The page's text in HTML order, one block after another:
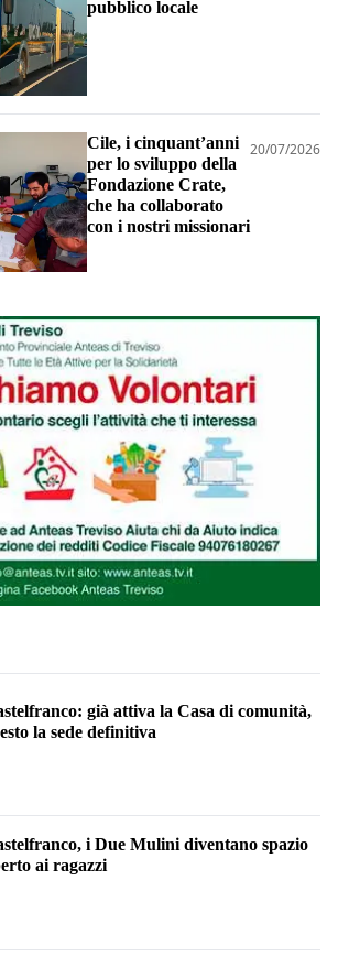
pubblico locale
Cile, i cinquant’anni
per lo sviluppo della
Fondazione Crate,
che ha collaborato
con i nostri missionari
20/07/2026
già attiva la Casa di comunità,
la sede definitiva
i Due Mulini diventano spazio
ai ragazzi